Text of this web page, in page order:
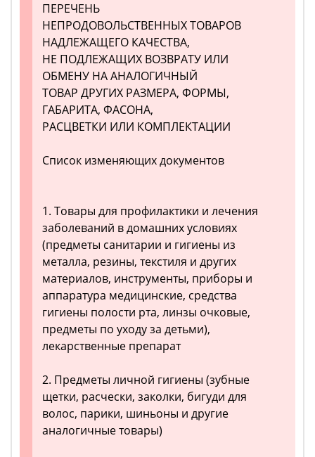
ПЕРЕЧЕНЬ
НЕПРОДОВОЛЬСТВЕННЫХ ТОВАРОВ
НАДЛЕЖАЩЕГО КАЧЕСТВА,
НЕ ПОДЛЕЖАЩИХ ВОЗВРАТУ ИЛИ
ОБМЕНУ НА АНАЛОГИЧНЫЙ
ТОВАР ДРУГИХ РАЗМЕРА, ФОРМЫ,
ГАБАРИТА, ФАСОНА,
РАСЦВЕТКИ ИЛИ КОМПЛЕКТАЦИИ
Список изменяющих документов
1. Товары для профилактики и лечения
заболеваний в домашних условиях
(предметы санитарии и гигиены из
металла, резины, текстиля и других
материалов, инструменты, приборы и
аппаратура медицинские, средства
гигиены полости рта, линзы очковые,
предметы по уходу за детьми),
лекарственные препарат
2. Предметы личной гигиены (зубные
щетки, расчески, заколки, бигуди для
волос, парики, шиньоны и другие
аналогичные товары)